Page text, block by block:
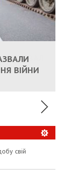
ВІЙНИ
ЛИ
–
свій